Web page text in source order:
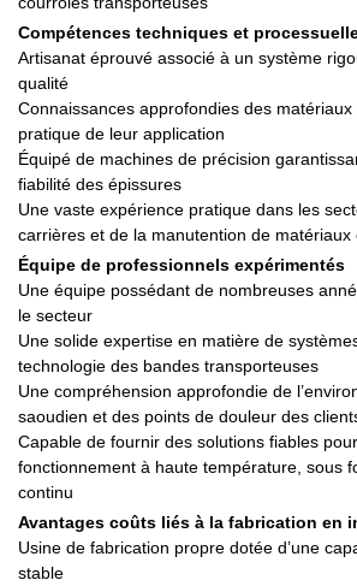
Compétences techniques et
Artisanat éprouvé associé à un système
qualité
Connaissances approfondies des
pratique de leur application
Équipé de machines de précision
fiabilité des épissures
Une vaste expérience pratique dans les
carrières et de la manutention de matériaux
Équipe de professionnels expérimentés
Une équipe possédant de nombreuses
le secteur
Une solide expertise en matière de
technologie des bandes transporteuses
Une compréhension approfondie de
saoudien et des points de douleur des
Capable de fournir des solutions fiables
fonctionnement à haute température, sous
continu
Avantages coûts liés à la fabrication en
Usine de fabrication propre dotée d’une
stable